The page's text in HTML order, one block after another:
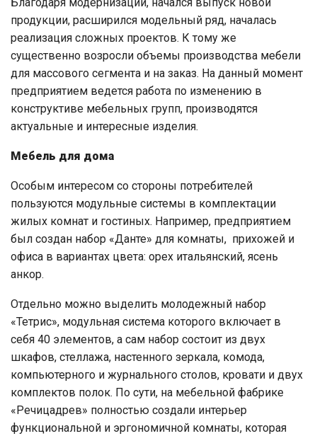
продукции, расширился модельный ряд, началась
реализация сложных проектов. К тому же
существенно возросли объемы производства мебели
для массового сегмента и на заказ. На данный момент
предприятием ведется работа по изменению в
конструктиве мебельных групп, производятся
актуальные и интересные изделия.
Мебель для дома
Особым интересом со стороны потребителей
пользуются модульные системы в комплектации
жилых комнат и гостиных. Например, предприятием
был создан набор «Данте» для комнаты, прихожей и
офиса в вариантах цвета: орех итальянский, ясень
анкор.
Отдельно можно выделить молодежный набор
«Тетрис», модульная система которого включает в
себя 40 элементов, а сам набор состоит из двух
шкафов, стеллажа, настенного зеркала, комода,
компьютерного и журнального столов, кровати и двух
комплектов полок. По сути, на мебельной фабрике
«Речицадрев» полностью создали интерьер
функциональной и эргономичной комнаты, которая